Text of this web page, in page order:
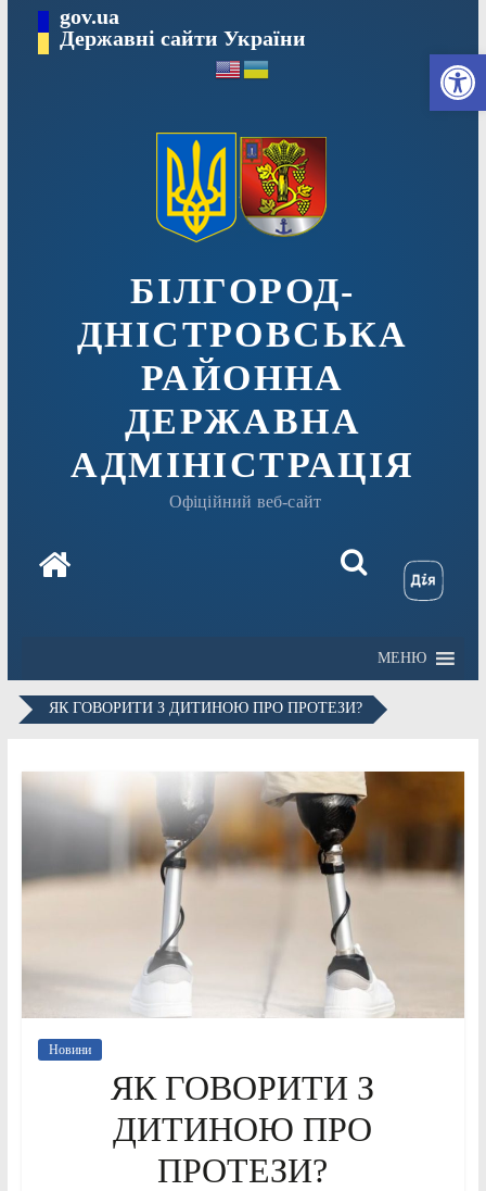
вмісту
gov.ua
Державні сайти України
БІЛГОРОД-
ДНІСТРОВСЬКА
РАЙОННА
ДЕРЖАВНА
АДМІНІСТРАЦІЯ
Офіційний веб-сайт
МЕНЮ
ЯК ГОВОРИТИ З ДИТИНОЮ ПРО ПРОТЕЗИ?
Новини
ЯК ГОВОРИТИ З
ДИТИНОЮ ПРО
ПРОТЕЗИ?